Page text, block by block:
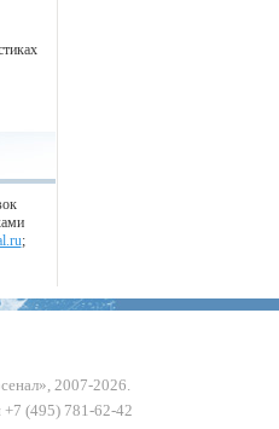
;
2007-2026.
(495) 781-62-42